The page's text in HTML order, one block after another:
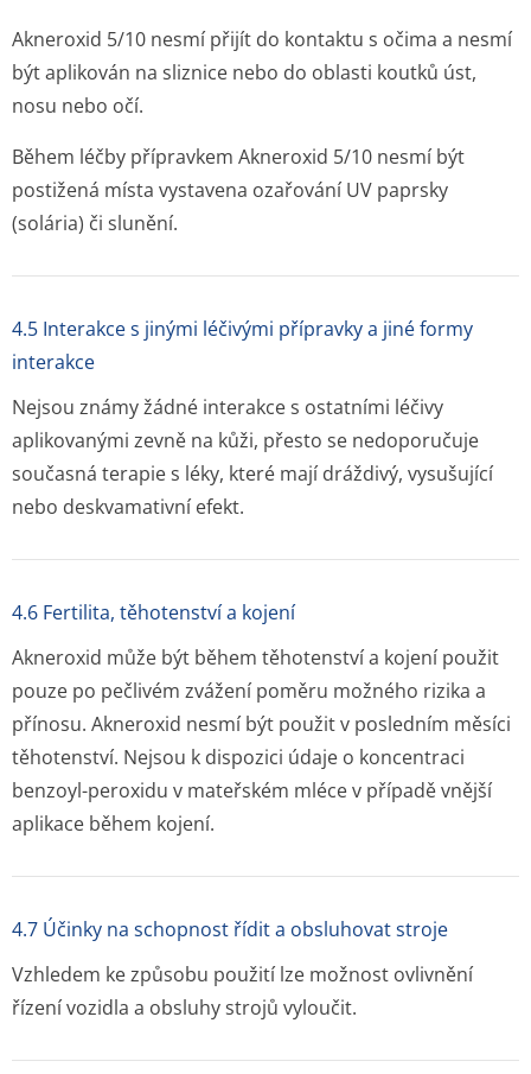
Akneroxid 5/10 nesmí přijít do kontaktu s očima a nesmí
být aplikován na sliznice nebo do oblasti koutků úst,
nosu nebo očí.
Během léčby přípravkem Akneroxid 5/10 nesmí být
postižená místa vystavena ozařování UV paprsky
(solária) či slunění.
4.5 Interakce s jinými léčivými přípravky a jiné formy
interakce
Nejsou známy žádné interakce s ostatními léčivy
aplikovanými zevně na kůži, přesto se nedoporučuje
současná terapie s léky, které mají dráždivý, vysušující
nebo deskvamativní e­fekt.
4.6 Fertilita, těhotenství a kojení
Akneroxid může být během těhotenství a kojení použit
pouze po pečlivém zvážení poměru možného rizika a
přínosu. Akneroxid nesmí být použit v posledním měsíci
těhotenství. Nejsou k dispozici údaje o koncentraci
benzoyl-peroxidu v mateřském mléce v případě vnější
aplikace během kojení.
4.7 Účinky na schopnost řídit a obsluhovat stroje
Vzhledem ke způsobu použití lze možnost ovlivnění
řízení vozidla a obsluhy strojů vyloučit.